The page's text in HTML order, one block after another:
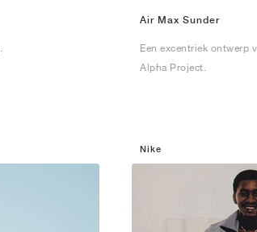
Air Max Sunder
Een excentriek ontwerp
Alpha Project.
Nike